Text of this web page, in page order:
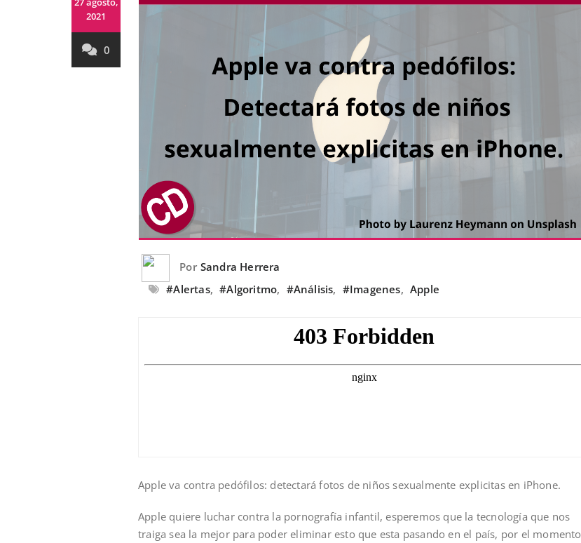
2021
0
Por Sandra Herrera
#Alertas, #Algoritmo, #Análisis, #Imagenes, Apple
Apple va contra pedófilos: detectará fotos de niños sexualmente explicitas en iPhone.
Apple quiere luchar contra la pornografía infantil, esperemos que la tecnología que nos
traiga sea la mejor para poder eliminar esto que esta pasando en el país, por el momento